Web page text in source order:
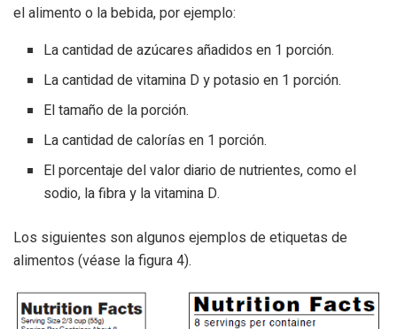
el alimento o la bebida, por ejemplo:
La cantidad de azúcares añadidos en 1 porción.
La cantidad de vitamina D y potasio en 1 porción.
El tamaño de la porción.
La cantidad de calorías en 1 porción.
El porcentaje del valor diario de nutrientes, como el
sodio, la fibra y la vitamina D.
Los siguientes son algunos ejemplos de etiquetas de
alimentos (véase la figura 4).